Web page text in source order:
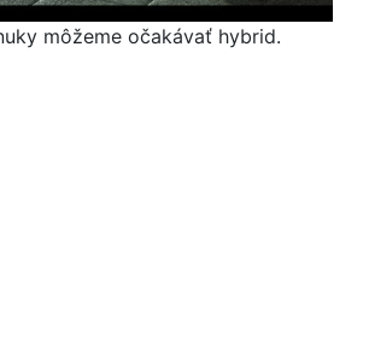
môžeme očakávať hybrid.